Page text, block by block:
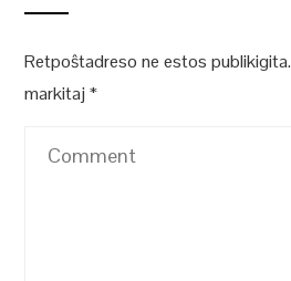
Retpoŝtadreso ne estos publikigita.
markitaj*